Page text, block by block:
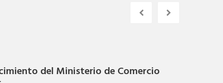
del Ministerio de Comercio